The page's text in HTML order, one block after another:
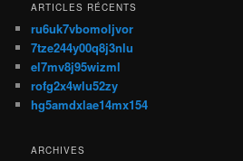
ARTICLES RÉCENTS
ru6uk7vbomoljvor
7tze244y00q8j3nlu
el7mv8j95wizml
rofg2x4wlu52zy
hg5amdxlae14mx154
ARCHIVES